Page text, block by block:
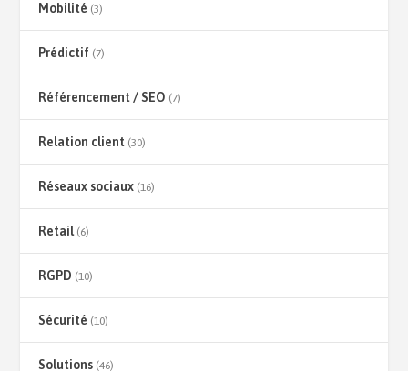
Mobilité (3)
Prédictif (7)
Référencement / SEO (7)
Relation client (30)
Réseaux sociaux (16)
Retail(6)
RGPD (10)
Sécurité (10)
Solutions (46)